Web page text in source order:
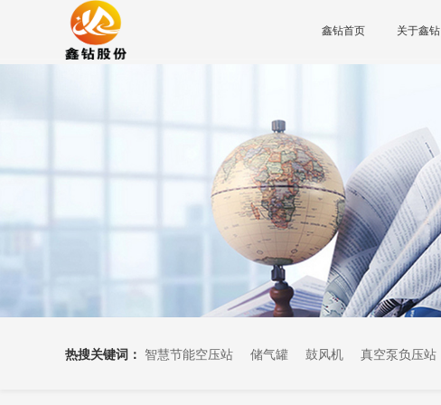
鑫钻首页 关于鑫钻
热搜关键词： 智慧节能空压站 储气罐 鼓风机 真空泵负压站